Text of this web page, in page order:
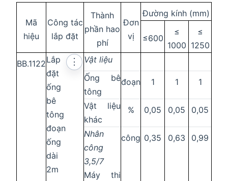
Mã
hiệu
Công tác
lắp đặt
Thành
phần hao
phí
Đơn
vị
Đường kính (mm)
≤600
≤
1000
≤
1250
BB.1122Lắp
đặt
ống
bê
tông
đoạn
ống
dài
2m
⋮
Vật liệu
Ống bê
tông
đoạn 1 1 1
Vật liệu
khác
% 0,05 0,05 0,05
Nhân
công
3,5/7
Máy thi
công 0,35 0,63 0,99